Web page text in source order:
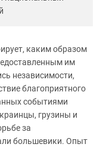
каким образом
им
независимости,
благоприятного
событиями
грузины и
за
большевики. Опыт